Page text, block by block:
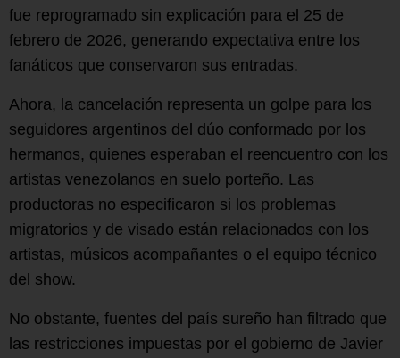
fue reprogramado sin explicación para el 25 de
febrero de 2026, generando expectativa entre los
fanáticos que conservaron sus entradas.
Ahora, la cancelación representa un golpe para los
seguidores argentinos del dúo conformado por los
hermanos, quienes esperaban el reencuentro con los
artistas venezolanos en suelo porteño. Las
productoras no especificaron si los problemas
migratorios y de visado están relacionados con los
artistas, músicos acompañantes o el equipo técnico
del show.
No obstante, fuentes del país sureño han filtrado que
las restricciones impuestas por el gobierno de Javier